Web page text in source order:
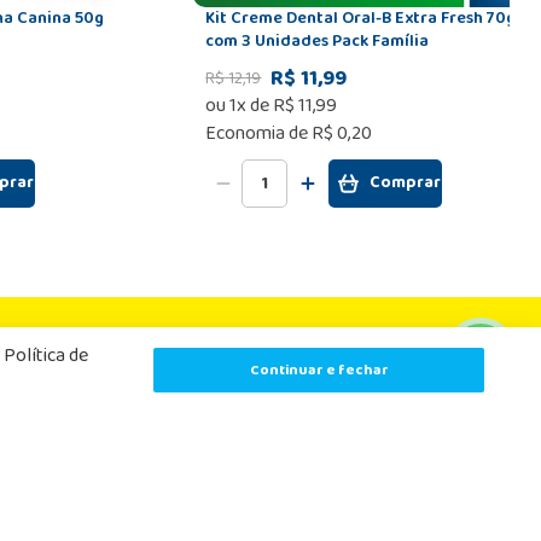
Canina 50g
Kit Creme Dental Oral-B Extra Fresh 70g
com 3 Unidades Pack Família
R$12,19 R$ 11,99
ou1x deR$11,99
Economia deR$ 0,20
Comprar
Emailde Continuar e fechar